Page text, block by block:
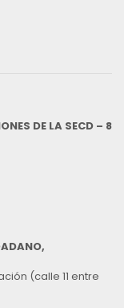
DE LA SECD – 8
(calle 11 entre